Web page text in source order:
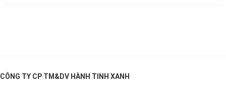
CÔNG TY CP TM&DV HÀNH TINH XANH